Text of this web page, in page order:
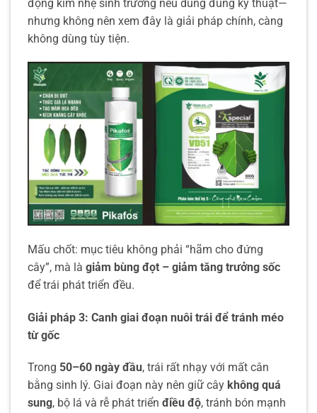
động kìm nhẹ sinh trưởng nếu dùng đúng kỹ thuật—
nhưng không nên xem đây là giải pháp chính, càng
không dùng tùy tiện.
Mấu chốt: mục tiêu không phải “hãm cho đứng
cây”, mà là giảm bùng đọt – giảm tăng trưởng sốc
để trái phát triển đều.
Giải pháp 3: Canh giai đoạn nuôi trái để tránh méo
từ gốc
Trong 50–60 ngày đầu, trái rất nhạy với mất cân
bằng sinh lý. Giai đoạn này nên giữ cây không quá
sung, bộ lá và rễ phát triển điều độ, tránh bón mạnh